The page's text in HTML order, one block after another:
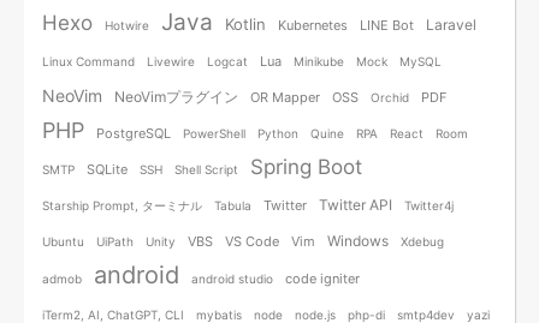
Hexo Hotwire Java Kotlin Kubernetes LINE Bot Laravel
Linux Command Livewire Logcat Lua Minikube Mock MySQL
NeoVim NeoVimプラグイン OR Mapper OSS Orchid PDF
PHP PostgreSQL PowerShell Python Quine RPA React Room
SMTP SQLite SSH Shell Script Spring Boot
Starship Prompt, ターミナル Tabula Twitter Twitter API Twitter4j
Ubuntu UiPath Unity VBS VS Code Vim Windows Xdebug
admob android android studio code igniter
iTerm2, AI, ChatGPT, CLI mybatis node node.js php-di smtp4dev yazi